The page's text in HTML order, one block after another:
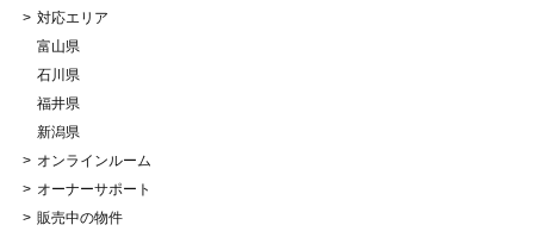
対応エリア
富山県
石川県
福井県
新潟県
オンラインルーム
オーナーサポート
販売中の物件